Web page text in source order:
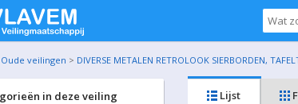
Oude veilingen > DIVERSE METALEN RETROLOOK SIERBORDEN,
in deze veiling
Lijst